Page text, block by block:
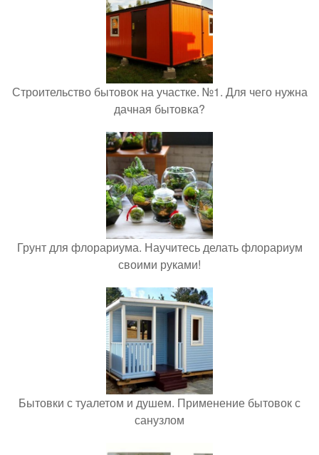
Строительство бытовок на участке. №1. Для чего нужна
дачная бытовка?
Грунт для флорариума. Научитесь делать флорариум
своими руками!
Бытовки с туалетом и душем. Применение бытовок с
санузлом